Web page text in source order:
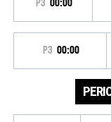
P3 00:00
P3 00:00